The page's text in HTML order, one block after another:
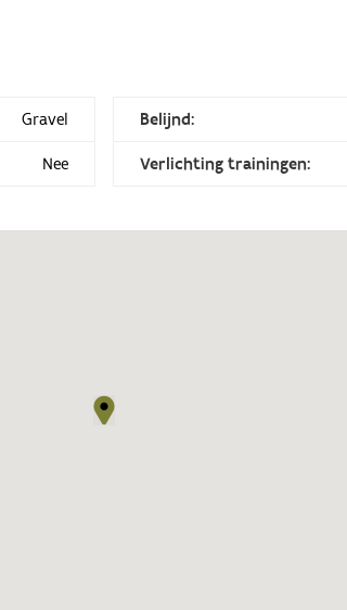
Gravel Belijnd:
Nee Verlichting trainingen: